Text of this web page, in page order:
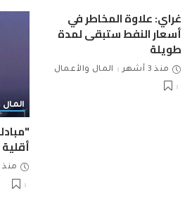
غراي: علاوة المخاطر في
أسعار النفط ستبقى لمدة
طويلة
منذ 3 أشهر المال والأعمال
المال
منذ 3 أشهر